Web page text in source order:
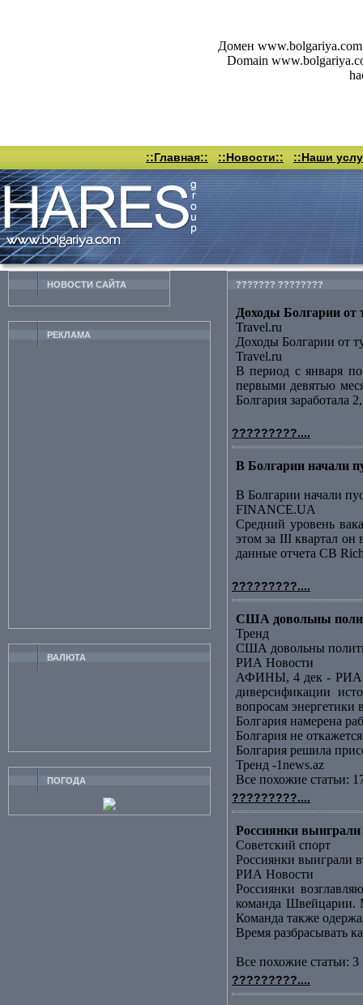
Домен www.bolgariya.com
Domain
::Главная:: ::Новости:: ::Наши
НОВОСТИ CАЙТА
РЕКЛАМА
ВАЛЮТА
ПОГОДА
??????? ????????
Доходы Болгарии от
Travel.ru
Доходы Болгарии от
Travel.ru
В период с января по
первыми девятью
Болгария заработала
?????????....
В Болгарии начали
В Болгарии начали
FINANCE.UA
Средний уровень
этом за III квартал он
данные отчета CB
?????????....
США довольны
Тренд
США довольны
РИА Новости
АФИНЫ, 4 дек - РИА
диверсификации
вопросам энергетики
Болгария намерена
Болгария не
Болгария решила
Тренд -1news.az
Все похожие статьи:
?????????....
Россиянки
Советский спорт
Россиянки выиграли
РИА Новости
Россиянки
команда Швейцарии.
Команда также
Время разбрасывать
Все похожие статьи: 3
?????????....